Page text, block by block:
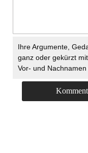
Ihre Argumente,
ganz oder gekürzt
Vor- und Nachnamen